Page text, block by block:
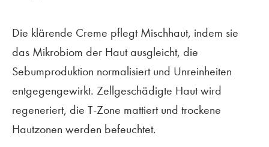
Die klärende Creme pflegt Mischhaut, indem sie
das Mikrobiom der Haut ausgleicht, die
Sebumproduktion normalisiert und Unreinheiten
entgegengewirkt. Zellgeschädigte Haut wird
regeneriert, die T-Zone mattiert und trockene
Hautzonen werden befeuchtet.